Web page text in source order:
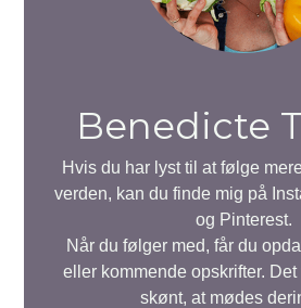
Benedicte
Hvis du har lyst til at følge
verden, kan du finde mig på
og Pinterest.
Når du følger med, får du
eller kommende opskrifter.
skønt, at mødes